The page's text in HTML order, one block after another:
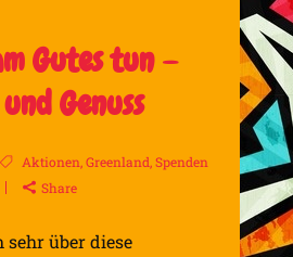
Gutes tun –
Genuss
Aktionen,Greenland,Spenden
Share
sehr über diese